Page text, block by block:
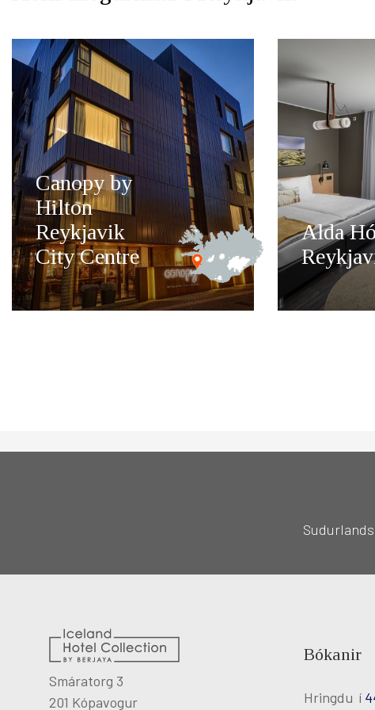
Canopy by
Hilton
Reykjavik
City Centre
Alda
Smáratorg 3
201 Kópavogur
Bókanir
Hringdu í